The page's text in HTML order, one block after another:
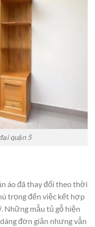
quận 5
áo đã thay đổi theo thời
trọng đến việc kết hợp
Những mẫu tủ gỗ hiện
đơn giản nhưng vẫn